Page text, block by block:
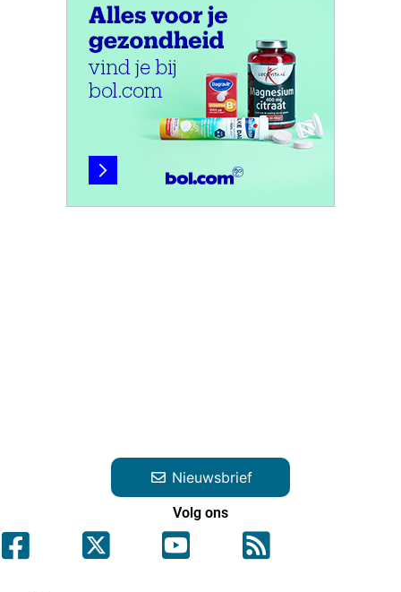
Nieuwsbrief
Volg ons